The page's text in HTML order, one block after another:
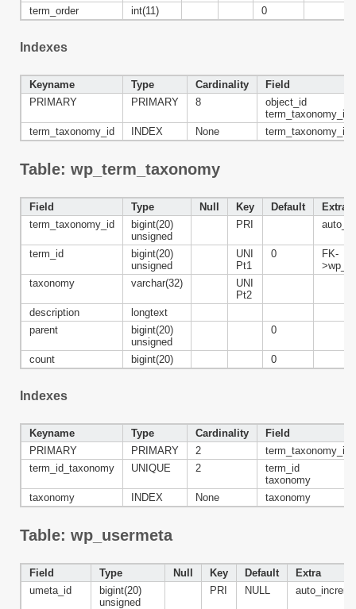
term_order int(11) 0
Indexes
Keyname Type Cardinality
Field
PRIMARY
PRIMARY 8
object_id
term_taxonomy_id
term_taxonomy_id
INDEX None term_taxonomy_id
Table: wp_term_taxonomy
Field Type Null Key Default
Extra
term_taxonomy_id
bigint(20)
unsigned
PRI
term_id
bigint(20)
unsigned
UNI
Pt1
0
FK-
taxonomy
varchar(32)
UNI
Pt2
description
longtext
parent
bigint(20)
unsigned
0
count bigint(20) 0
Indexes
Keyname Type Cardinality
Field
PRIMARY
PRIMARY 2
term_taxonomy_id
term_id_taxonomy
UNIQUE 2
term_id
taxonomy
taxonomy
INDEX None taxonomy
Table: wp_usermeta
Field Type Null Key Default
Extra
umeta_id
bigint(20)
unsigned
PRI NULL